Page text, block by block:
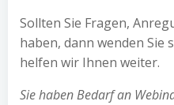
Sollten Sie Fragen,
haben, dann wenden Sie
helfen wir Ihnen weiter.
Sie haben Bedarf an